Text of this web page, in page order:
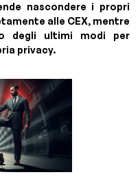
nascondere i propri
alle CEX, mentre
degli ultimi modi per
privacy.